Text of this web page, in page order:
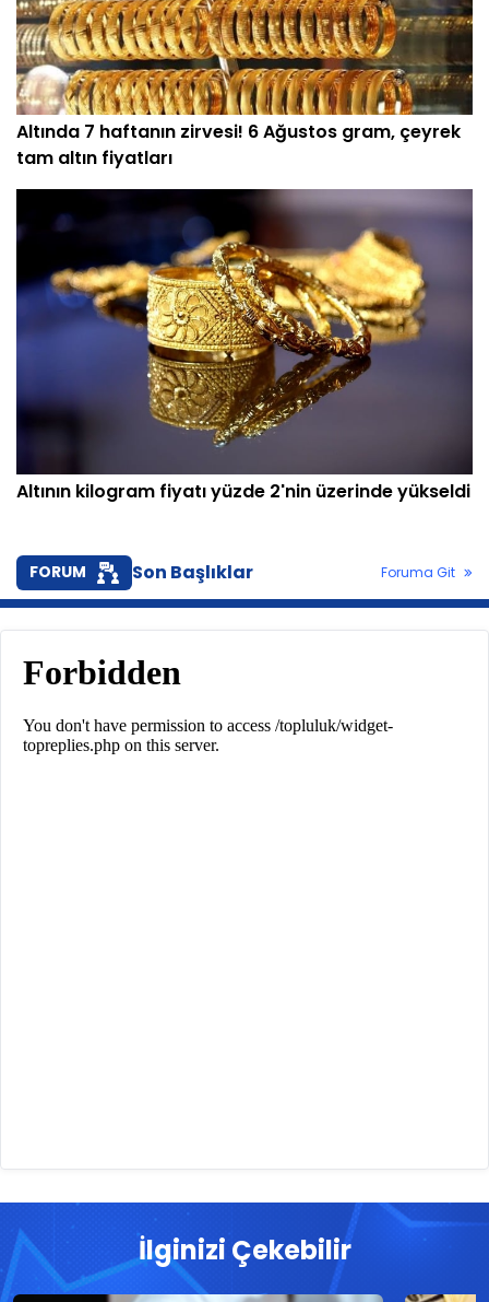
Altında 7 haftanın zirvesi! 6 Ağustos gram, çeyrek
tam altın fiyatları
Altının kilogram fiyatı yüzde 2'nin üzerinde yükseldi
FORUM Son Başlıklar Foruma Git
İlginizi Çekebilir